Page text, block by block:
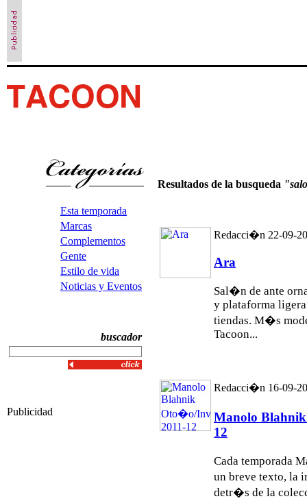
Esta temporada
Marcas
Complementos
Gente
Estilo de vida
Noticias y Eventos
buscador
Publicidad
Resultados de la busqueda
Redacci�n 22-09-
Ara
Sal�n de ante
y plataforma
tiendas. M�s
Tacoon...
Redacci�n 16-09-
Manolo
12
Cada temporada
un breve texto, la
detr�s de la